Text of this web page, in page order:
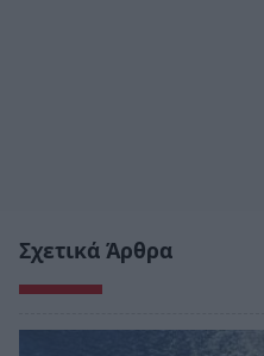
Σχετικά Άρθρα